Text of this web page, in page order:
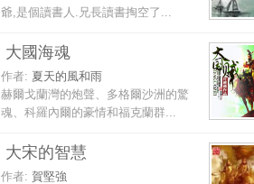
爺,是個讀書人.兄長讀書掏空了...
大國海魂
作者: 夏天的風和雨
赫爾戈蘭灣的炮聲、多格爾沙洲的驚
魂、科羅內爾的豪情和福克蘭群...
大宋的智慧
作者: 賀堅強